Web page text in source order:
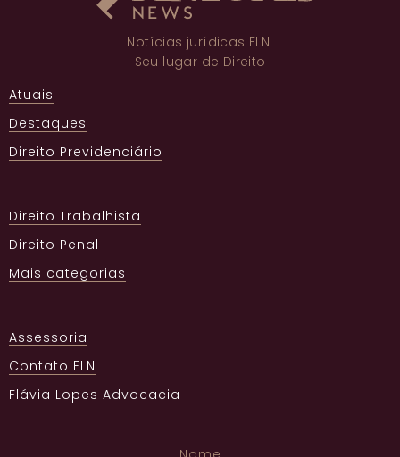
Notícias jurídicas FLN:
Seu lugar de Direito
Atuais
Destaques
Direito Previdenciário
Direito Trabalhista
Direito Penal
Mais categorias
Assessoria
Contato FLN
Flávia Lopes Advocacia